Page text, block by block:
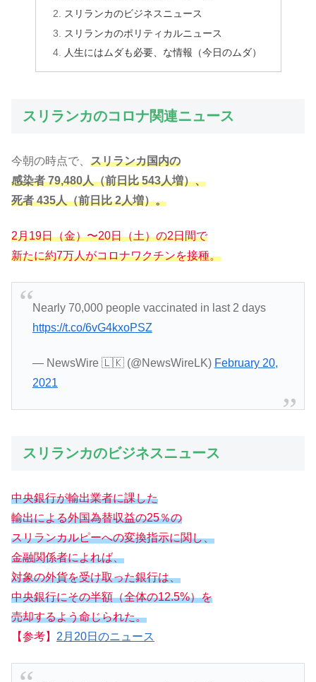
スリランカのビジネスニュース
スリランカのポリティカルニュース
人生にはムダも必要、な情報（今日のムダ）
スリランカのコロナ関連ニュース
今朝の時点で、 スリランカ国内の
感染者 79,480人（前日比 543人増）、
死者 435人（前日比 2人増）。
2月19日（金）〜20日（土）の2日間で
新たに約7万人がコロナワクチンを接種。
Nearly 70,000 people vaccinated in last 2 days
https://t.co/6vG4kxoPSZ
— NewsWire 🇱🇰 (@NewsWireLK) February 20,
2021
スリランカのビジネスニュース
中央銀行が輸出業者に課した
輸出による外国為替収益の25％の
スリランカルピーへの変換指示に関し、
金融関係者によれば、
対象の外貨を受け取った銀行は、
中央銀行にその半額（全体の12.5%）を
売却するよう命じられた。
【参考】 2月20日のニュース